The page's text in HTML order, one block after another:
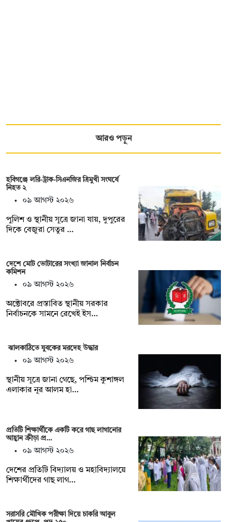
আরও পড়ুন
হবিগঞ্জে লরি-ট্রাক-সিএনজির ত্রিমুখী সংঘর্ষে
নিহত ২
০৯ আগস্ট ২০২৬
পুলিশ ও স্থানীয় সূত্রে জানা যায়, দুপুরের
দিকে বেজুরা সেতুর …
দেশে মোট ভোটারের সংখ্যা জানাল নির্বাচন
কমিশন
০৯ আগস্ট ২০২৬
অক্টোবরে প্রস্তাবিত স্থানীয় সরকার
নির্বাচনকে সামনে রেখেই ইস…
ঝালকাঠিতে যুবকের মরদেহ উদ্ধার
০৯ আগস্ট ২০২৬
স্থানীয় সূত্রে জানা গেছে, পশ্চিম কুশাঙ্গল
এলাকার নূর আলম হা…
প্রতিটি শিক্ষার্থীকে একটি করে গাছ লাগানোর
আহ্বান ক্রীড়া প্র…
০৯ আগস্ট ২০২৬
দেশের প্রতিটি বিদ্যালয় ও মহাবিদ্যালয়ে
শিক্ষার্থীদের গাছ লাগ…
সরাসরি মৌখিক পরীক্ষা দিয়ে চাকরি আবুল